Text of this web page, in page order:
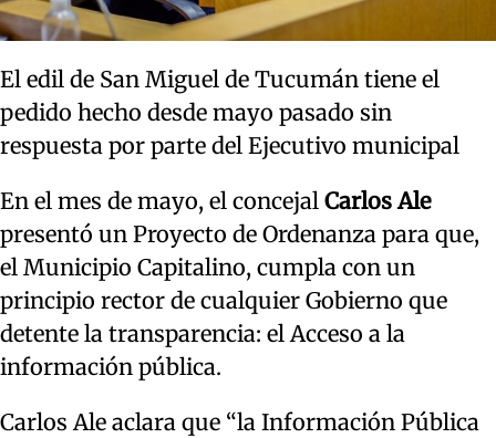
El edil de San Miguel de Tucumán tiene el
pedido hecho desde mayo pasado sin
respuesta por parte del Ejecutivo municipal
En el mes de mayo, el concejal Carlos Ale
presentó un Proyecto de Ordenanza para que,
el Municipio Capitalino, cumpla con un
principio rector de cualquier Gobierno que
detente la transparencia: el Acceso a la
información pública.
Carlos Ale aclara que “la Información Pública